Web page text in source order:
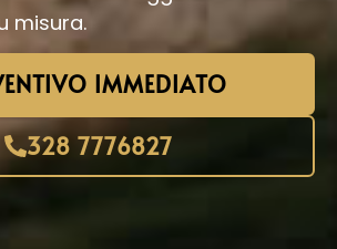
misura.
IMMEDIATO
328 7776827